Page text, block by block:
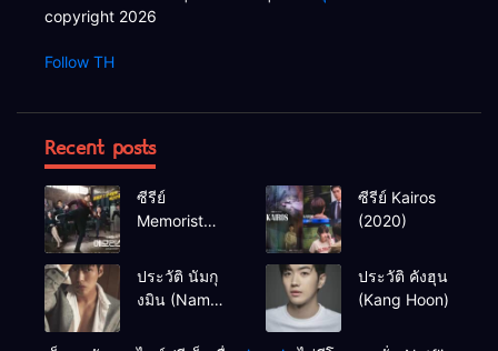
copyright 2026
Follow TH
Recent posts
ซีรีย์
Memorist
ซีรีย์ Kairos
(2020)
ประวัติ นัมกุ
งมิน (Nam
Namgoong
ประวัติ คังฮุน
(Kang Hoon)